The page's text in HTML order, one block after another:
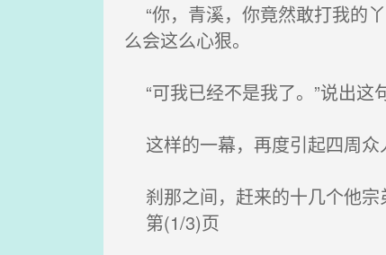
“你，青溪，你竟然敢打我的
么会这么心狠。
“可我已经不是我了。”说出这
这样的一幕，再度引起四周众
刹那之间，赶来的十几个他宗
第(1/3)页